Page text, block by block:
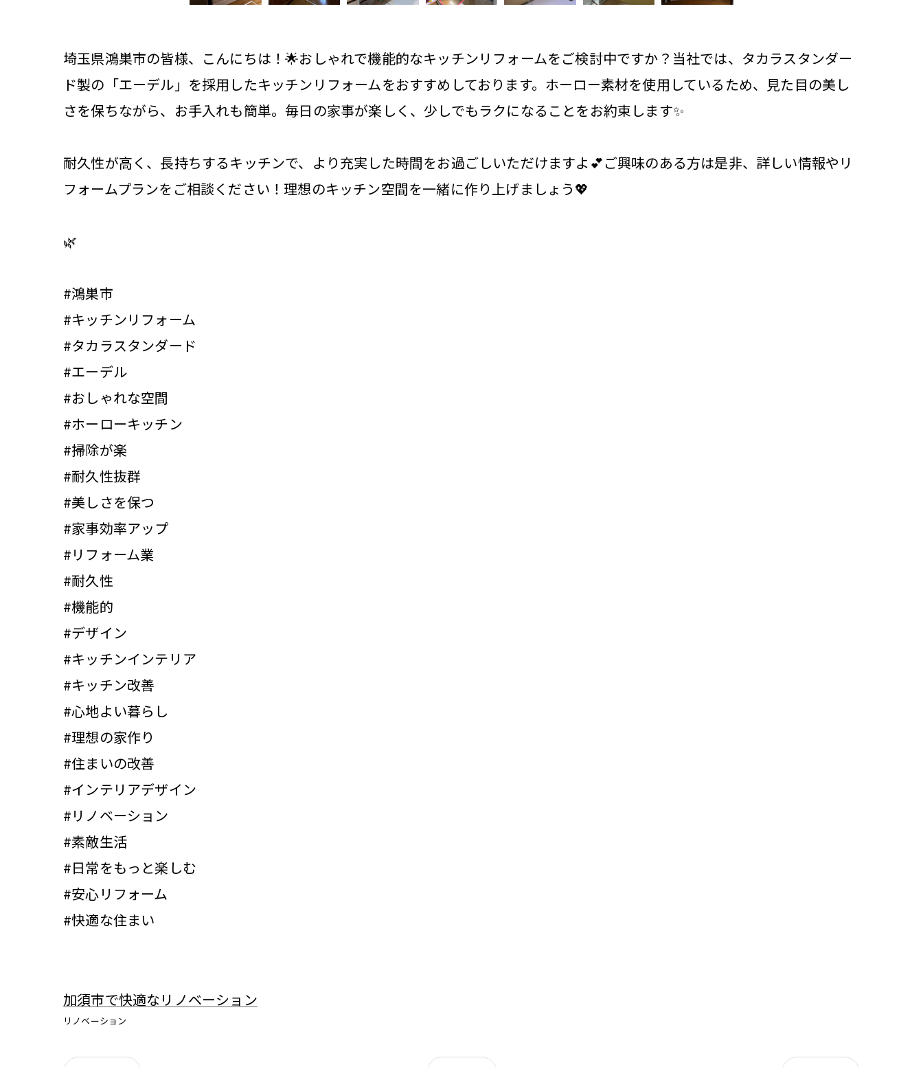
埼玉県鴻巣市の皆様、こんにちは！🌟おしゃれで機能的なキッチンリフォームをご検討中ですか？当社では、タカラスタンダー
ド製の「エーデル」を採用したキッチンリフォームをおすすめしております。ホーロー素材を使用しているため、見た目の美し
さを保ちながら、お手入れも簡単。毎日の家事が楽しく、少しでもラクになることをお約束します✨
耐久性が高く、長持ちするキッチンで、より充実した時間をお過ごしいただけますよ💕ご興味のある方は是非、詳しい情報やリ
フォームプランをご相談ください！理想のキッチン空間を一緒に作り上げましょう💖
🌿
#鴻巣市
#キッチンリフォーム
#タカラスタンダード
#エーデル
#おしゃれな空間
#ホーローキッチン
#掃除が楽
#耐久性抜群
#美しさを保つ
#家事効率アップ
#リフォーム業
#耐久性
#機能的
#デザイン
#キッチンインテリア
#キッチン改善
#心地よい暮らし
#理想の家作り
#住まいの改善
#インテリアデザイン
#リノベーション
#素敵生活
#日常をもっと楽しむ
#安心リフォーム
#快適な住まい
加須市で快適なリノベーション
リノベーション